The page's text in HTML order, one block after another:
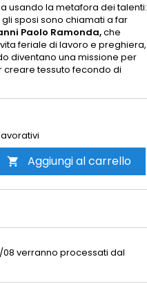
usando la metafora dei talenti:
sposi sono chiamati a far
Paolo Ramonda,che
feriale di lavoro e preghiera,
diventano una missione per
creare tessuto fecondo di
 Aggiungi al carrello
08 verranno processati dal